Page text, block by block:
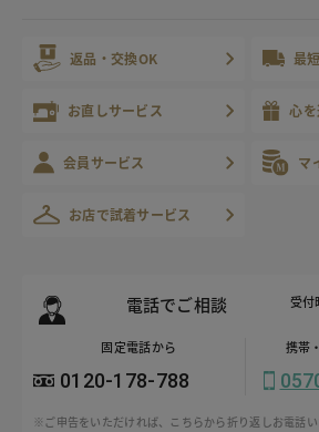
返品・交換OK 最
お直しサービス 心
会員サービス マ
お店で試着サービス
電話でご相談 受付
固定電話から
0120-178-788
携帯
※ご申告をいただければ、こちらから折り返しお電話